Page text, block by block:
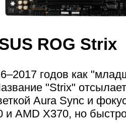
ROG Strix
годов как
"Strix"
Aura Sync и
и AMD X370, но